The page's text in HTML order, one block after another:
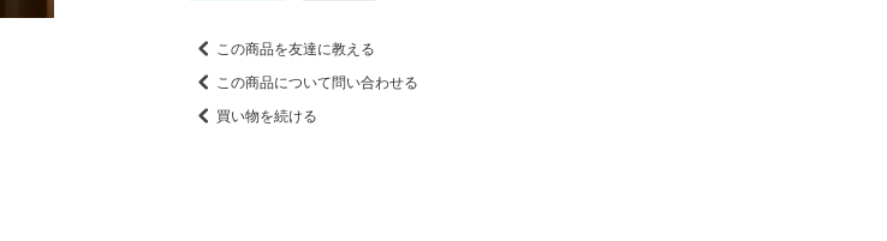
この商品を友達に教える
この商品について問い合わせる
買い物を続ける